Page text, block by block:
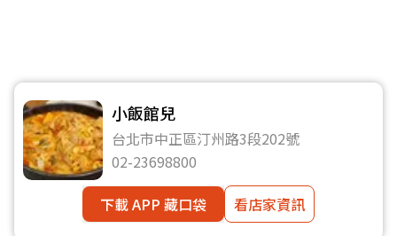
小飯館兒
台北市中正區汀州路3段202號
02-23698800
下載 APP 藏口袋
看店家資訊